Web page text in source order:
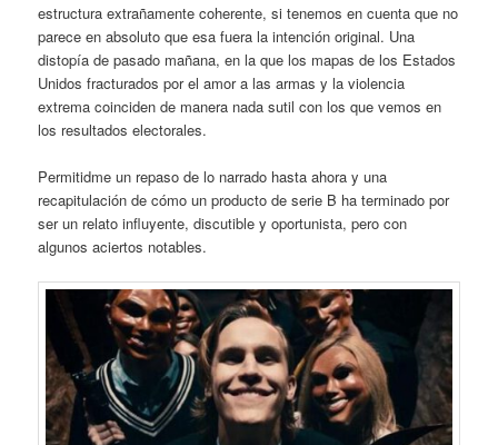
estructura extrañamente coherente, si tenemos en cuenta que no
parece en absoluto que esa fuera la intención original. Una
distopía de pasado mañana, en la que los mapas de los Estados
Unidos fracturados por el amor a las armas y la violencia
extrema coinciden de manera nada sutil con los que vemos en
los resultados electorales.
Permitidme un repaso de lo narrado hasta ahora y una
recapitulación de cómo un producto de serie B ha terminado por
ser un relato influyente, discutible y oportunista, pero con
algunos aciertos notables.